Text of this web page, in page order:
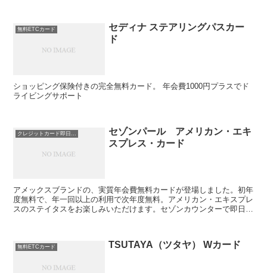
無料ETCカード
セディナ ステアリングパスカー
ド
ショッピング保険付きの完全無料カード。 年会費1000円プラスでド
ライビングサポート
セゾンパール アメリカン・エキ
スプレス・カード
アメックスブランドの、実質年会費無料カードが登場しました。初年
度無料で、年一回以上の利用で次年度無料。アメリカン・エキスプレ
スのステイタスをお楽しみいただけます。セゾンカウンターで即日発
無料ETCカード TSUTAYA（ツタヤ） Wカード